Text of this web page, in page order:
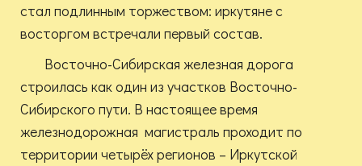
стал подлинным торжеством: иркутяне с
восторгом встречали первый состав.
Восточно-Сибирская железная дорога
строилась как один из участков Восточно-
Сибирского пути. В настоящее время
железнодорожная магистраль проходит по
территории четырёх регионов – Иркутской